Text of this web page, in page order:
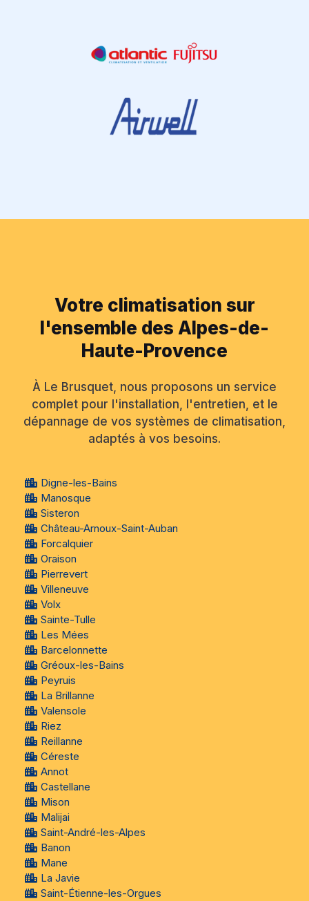
Votre climatisation sur
l'ensemble des Alpes-de-
Haute-Provence
À Le Brusquet, nous proposons un service
complet pour l'installation, l'entretien, et le
dépannage de vos systèmes de climatisation,
adaptés à vos besoins.
Digne-les-Bains
Manosque
Sisteron
Château-Arnoux-Saint-Auban
Forcalquier
Oraison
Pierrevert
Villeneuve
Volx
Sainte-Tulle
Les Mées
Barcelonnette
Gréoux-les-Bains
Peyruis
La Brillanne
Valensole
Riez
Reillanne
Céreste
Annot
Castellane
Mison
Malijai
Saint-André-les-Alpes
Banon
Mane
La Javie
Saint-Étienne-les-Orgues